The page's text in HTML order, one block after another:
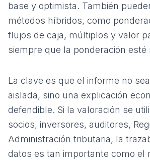
base y optimista. También
métodos híbridos, como
flujos de caja, múltiplos y valor
siempre que la ponderación esté
La clave es que el informe no
aislada, sino una explicación
defendible. Si la valoración se
socios, inversores, auditores,
Administración tributaria, la
datos es tan importante como el